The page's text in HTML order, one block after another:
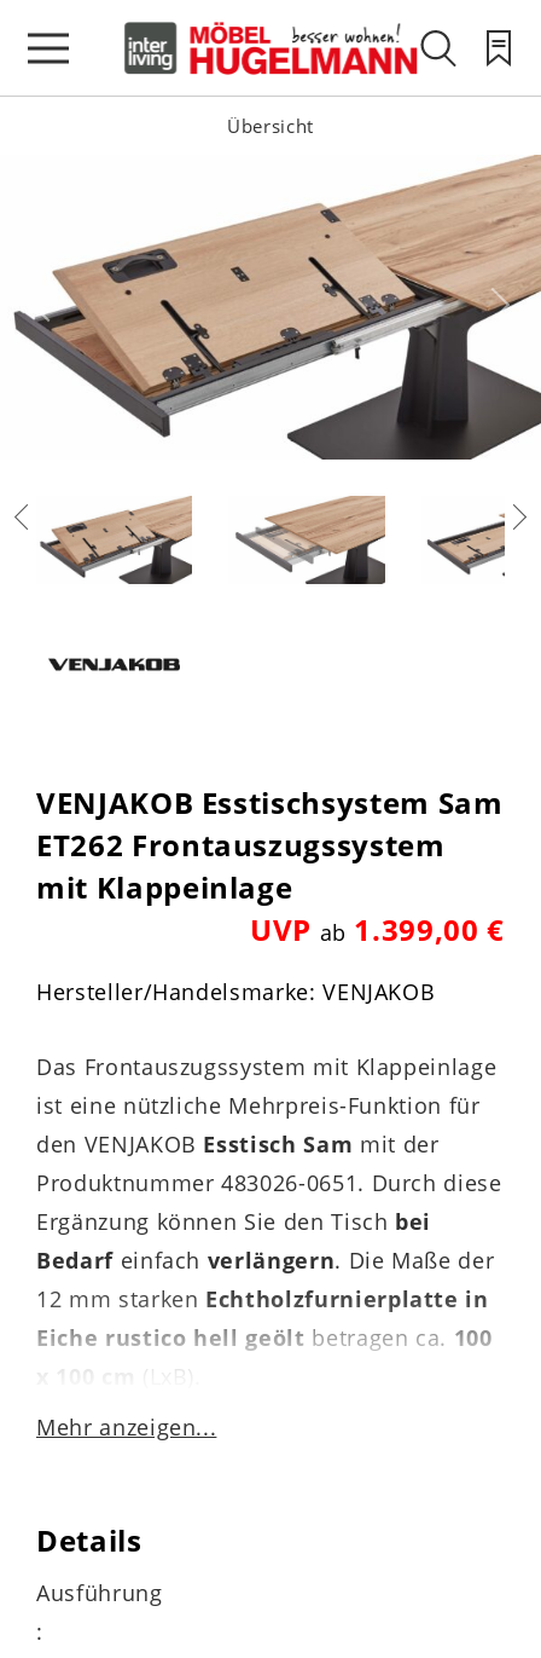
Übersicht
VENJAKOB Esstischsystem Sam
ET262 Frontauszugssystem
mit Klappeinlage
UVP ab 1.399,00 €
Hersteller/Handelsmarke: VENJAKOB
Das Frontauszugssystem mit Klappeinlage
ist eine nützliche Mehrpreis-Funktion für
den VENJAKOB Esstisch Sam mit der
Produktnummer 483026-0651. Durch diese
Ergänzung können Sie den Tisch bei
Bedarf einfach verlängern. Die Maße der
12 mm starken Echtholzfurnierplatte in
Eiche rustico hell geölt betragen ca. 100
x 100
(LxB).
Made in Germany
Möglichkeit, einen hochwertigen und
Mehr anzeigen...
Details
Ausführung
: